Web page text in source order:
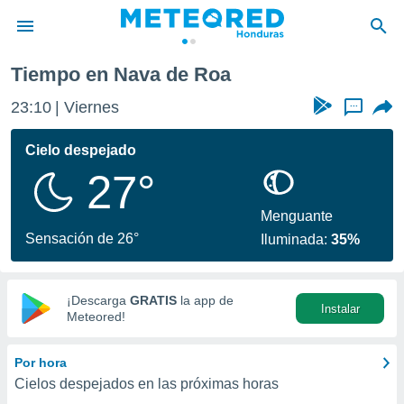
de
ha sido
calidad.
a este
las
y
digital
basada
Tiempo en Nava de Roa
23:10 Viernes ...
Cielo despejado
27°
Sensación de 26°
Menguante
Iluminada:35%
¡Descarga GRATIS la app de
Meteored!
Instalar
Por hora
Cielos despejados en las próximas horas